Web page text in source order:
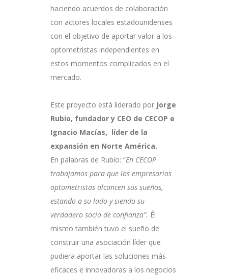
haciendo acuerdos de colaboración
con actores locales estadounidenses
con el objetivo de aportar valor a los
optometristas independientes en
estos momentos complicados en el
mercado.
Este proyecto está liderado por Jorge
Rubio, fundador y CEO de CECOP e
Ignacio Macías, líder de la
expansión en Norte América.
En palabras de Rubio: “En CECOP
trabajamos para que los empresarios
optometristas alcancen sus sueños,
estando a su lado y siendo su
verdadero socio de confianza”. Él
mismo también tuvo el sueño de
construir una asociación líder que
pudiera aportar las soluciones más
eficaces e innovadoras a los negocios